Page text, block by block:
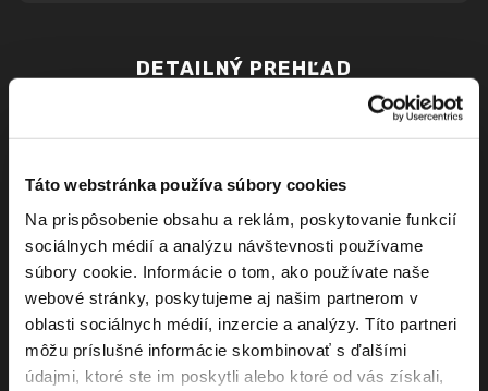
Táto webstránka používa súbory cookies
Na prispôsobenie obsahu a reklám, poskytovanie funkcií
sociálnych médií a analýzu návštevnosti používame
súbory cookie. Informácie o tom, ako používate naše
webové stránky, poskytujeme aj našim partnerom v
oblasti sociálnych médií, inzercie a analýzy. Títo partneri
môžu príslušné informácie skombinovať s ďalšími
údajmi, ktoré ste im poskytli alebo ktoré od vás získali,
DETAILNÝ PREHĽAD
1. polčas 17:45 - 18:00
46:00
Marek Mackanič
Striedajúci hráč: Pavol Azari
Andrii Syrovatko
sa rozvíjajúcej akcii
57:00 Jozef Hajduk